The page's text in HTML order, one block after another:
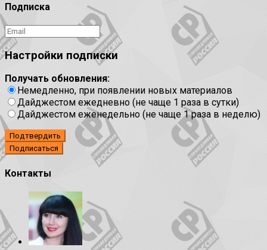
Подписка
Настройки подписки
Получать обновления:
Немедленно, при появлении новых материалов
Дайджестом ежедневно (не чаще 1 раза в сутки)
Дайджестом еженедельно (не чаще 1 раза в неделю)
Подтвердить
Контакты